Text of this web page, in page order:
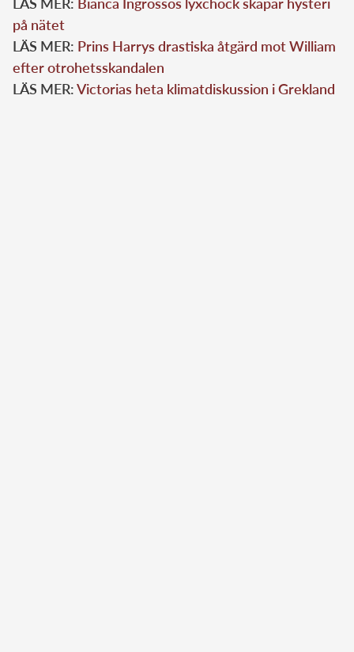
LÄS MER: Bianca Ingrossos lyxchock skapar hysteri
på nätet
LÄS MER: Prins Harrys drastiska åtgärd mot William
efter otrohetsskandalen
LÄS MER:Victorias heta klimatdiskussion i Grekland